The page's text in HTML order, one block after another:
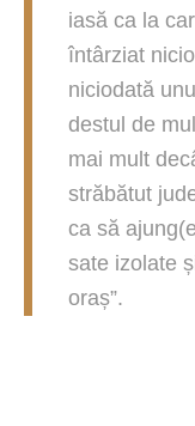
iasă ca la
întârziat
niciodată
destul de
mai mult
străbătut
ca să
sate izolate
oraș”.